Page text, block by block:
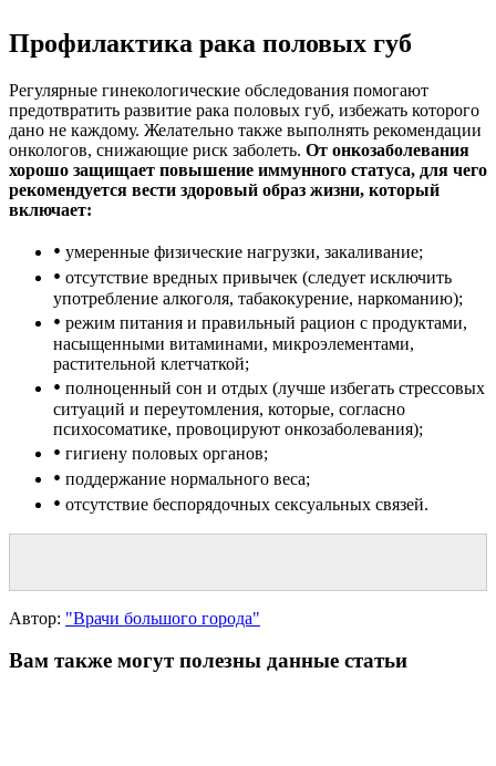
Профилактика рака половых губ
Регулярные гинекологические обследования помогают
предотвратить развитие рака половых губ, избежать которого
дано не каждому. Желательно также выполнять рекомендации
онкологов, снижающие риск заболеть. От онкозаболевания
хорошо защищает повышение иммунного статуса, для чего
рекомендуется вести здоровый образ жизни, который
включает:
• умеренные физические нагрузки, закаливание;
• отсутствие вредных привычек (следует исключить
употребление алкоголя, табакокурение, наркоманию);
• режим питания и правильный рацион с продуктами,
насыщенными витаминами, микроэлементами,
растительной клетчаткой;
• полноценный сон и отдых (лучше избегать стрессовых
ситуаций и переутомления, которые, согласно
психосоматике, провоцируют онкозаболевания);
• гигиену половых органов;
• поддержание нормального веса;
• отсутствие беспорядочных сексуальных связей.
Автор: "Врачи большого города"
Вам также могут полезны данные статьи